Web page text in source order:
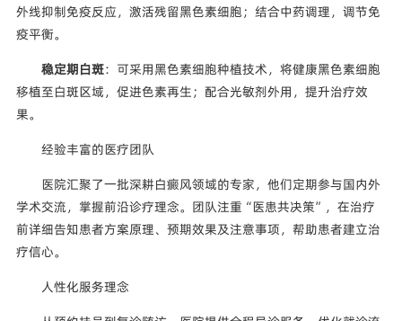
外线抑制免疫反应，激活残留黑色素细胞；结合中药调理，调节免
疫平衡。
稳定期白斑：可采用黑色素细胞种植技术，将健康黑色素细胞
移植至白斑区域，促进色素再生；配合光敏剂外用，提升治疗效
果。
经验丰富的医疗团队
医院汇聚了一批深耕白癜风领域的专家，他们定期参与国内外
学术交流，掌握前沿诊疗理念。团队注重“医患共决策”，在治疗
前详细告知患者方案原理、预期效果及注意事项，帮助患者建立治
疗信心。
人性化服务理念